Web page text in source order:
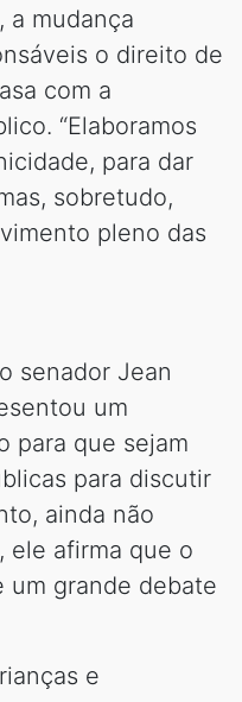
a mudança
o direito de
com a
“Elaboramos
para dar
sobretudo,
pleno das
senador Jean
um
para que sejam
para discutir
ainda não
ele afirma que o
grande debate
e